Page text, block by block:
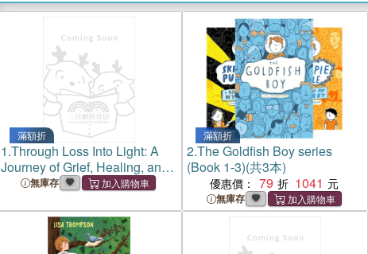
滿額折
1.Through Loss Into Light: A
Journey of Grief, Healing, and
the Love That Remains
無庫存
滿額折
2.The Goldfish Boy series
(Book 1-3)(共3本)
優惠價： 79 1041
無庫存